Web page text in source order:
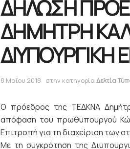
ΔΗΛΩΣΗ
ΔΗΜΗΤΡΗ
ΔΙΥΠΟΥΡΓΙΚΗ
8 Μαΐου 2018 στην κατηγορία Δελτία
Ο πρόεδρος της ΤΕΔΚΝΑ
απόφαση του πρωθυπουργού
Επιτροπή για τη διαχείριση των
Με τη συγκρότηση της